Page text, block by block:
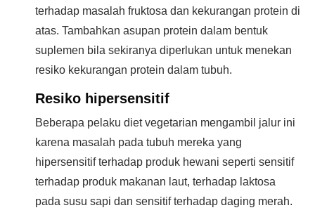
terhadap masalah fruktosa dan kekurangan protein di
atas. Tambahkan asupan protein dalam bentuk
suplemen bila sekiranya diperlukan untuk menekan
resiko kekurangan protein dalam tubuh.
Resiko hipersensitif
Beberapa pelaku diet vegetarian mengambil jalur ini
karena masalah pada tubuh mereka yang
hipersensitif terhadap produk hewani seperti sensitif
terhadap produk makanan laut, terhadap laktosa
pada susu sapi dan sensitif terhadap daging merah.